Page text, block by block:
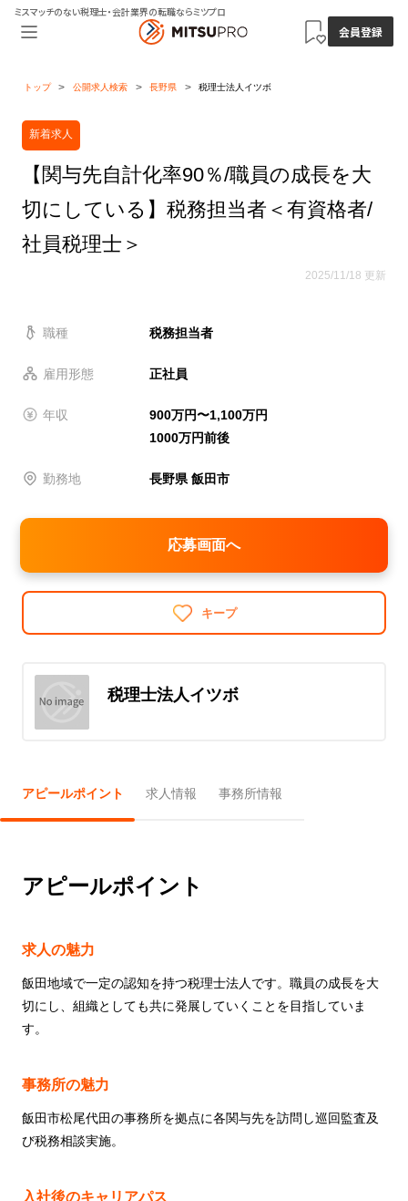
ミスマッチのない税理士・会計業界の転職ならミツプロ
会員登録
トップ 公開求人検索 長野県 税理士法人イツボ
新着求人
【関与先自計化率90％/職員の成長を大
切にしている】税務担当者＜有資格者/
社員税理士＞
2025/11/18 更新
職種 税務担当者
雇用形態 正社員
年収
900万円〜1,100万円
1000万円前後
勤務地 長野県 飯田市
応募画面へ
キープ
税理士法人イツボ
アピールポイント 求人情報 事務所情報
アピールポイント
求人の魅力
飯田地域で一定の認知を持つ税理士法人です。職員の成長を大
切にし、組織としても共に発展していくことを目指していま
す。
事務所の魅力
飯田市松尾代田の事務所を拠点に各関与先を訪問し巡回監査及
び税務相談実施。
入社後のキャリアパス